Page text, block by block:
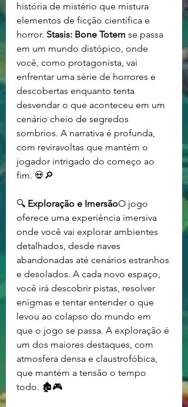
história de mistério que mistura
elementos de ficção científica e
horror. Stasis: Bone Totem se passa
em um mundo distópico, onde
você, como protagonista, vai
enfrentar uma série de horrores e
descobertas enquanto tenta
desvendar o que aconteceu em um
cenário cheio de segredos
sombrios. A narrativa é profunda,
com reviravoltas que mantém o
jogador intrigado do começo ao
fim. 💀🔎
🔍 Exploração e ImersãoO jogo
oferece uma experiência imersiva
onde você vai explorar ambientes
detalhados, desde naves
abandonadas até cenários estranhos
e desolados. A cada novo espaço,
você irá descobrir pistas, resolver
enigmas e tentar entender o que
levou ao colapso do mundo em
que o jogo se passa. A exploração é
um dos maiores destaques, com
atmosfera densa e claustrofóbica,
que mantém a tensão o tempo
todo. 🏚️🎮